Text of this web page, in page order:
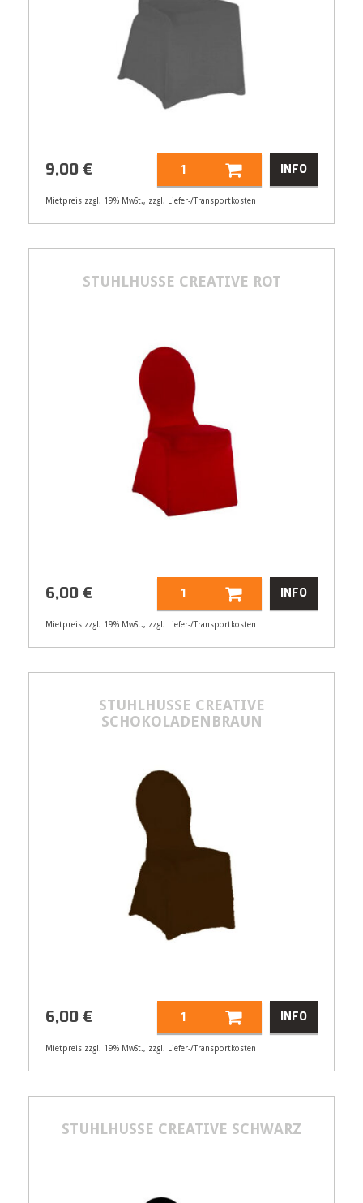
Artikelnummer 21557
9,00 € INFO
Mietpreis zzgl. 19% MwSt., zzgl. Liefer-/Transportkosten
STUHLHUSSE CREATIVE ROT
Artikelnummer 21553
6,00 € INFO
Mietpreis zzgl. 19% MwSt., zzgl. Liefer-/Transportkosten
STUHLHUSSE CREATIVE
SCHOKOLADENBRAUN
Artikelnummer 21556
6,00 € INFO
Mietpreis zzgl. 19% MwSt., zzgl. Liefer-/Transportkosten
STUHLHUSSE CREATIVE SCHWARZ